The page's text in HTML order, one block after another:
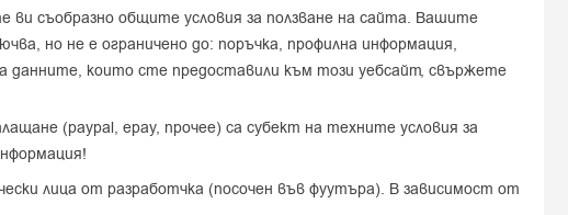
ви съобразно общите условия за ползване на сайта. Вашите
но не е ограничено до: поръчка, профилна информация,
данните, които сте предоставили към този уебсайт, свържете
(paypal, epay, прочее) са субект на техните условия за
лица от разработчка (посочен във фуутъра). В зависимост от